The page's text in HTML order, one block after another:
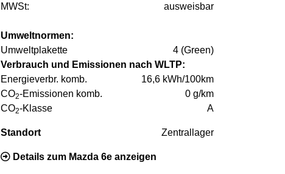
MWSt:
ausweisbar
Umweltnormen:
Umweltplakette
4 (Green)
Verbrauch und Emissionen nach WLTP:
Energieverbr. komb.
16,6 kWh/100km
CO2-Emissionen komb.
0 g/km
CO2-Klasse A
Standort Zentrallager
Details zum Mazda 6e anzeigen